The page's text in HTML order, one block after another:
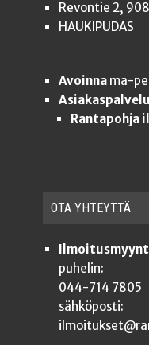
Revontie 2,
HAUKIPUDAS
Avoinnama-pe
Asiakaspalvelu
Rantapohja
OTA YHTEYT­TÄ
puhelin:
044-714 7805
sähköposti: